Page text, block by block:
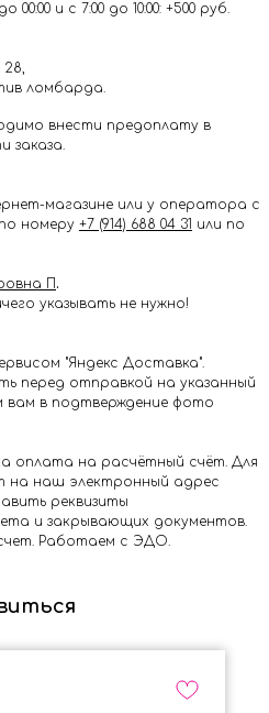
и с 7:00 до 10:00: +500 руб.
ломбарда.
внести предоплату в
заказа.
магазине или у оператора с
по номеру +7 (914) 688 04 31 или по
П .
указывать не нужно!
"Яндекс Доставка".
перед отправкой на указанный
в подтверждение фото
оплата на расчётный счёт. Для
на наш электронный адрес
реквизиты
и закрывающих документов.
Работаем с ЭДО.